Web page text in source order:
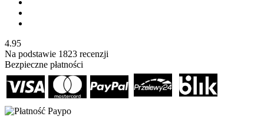
4.95
Na podstawie 1823 recenzji
Bezpieczne płatności